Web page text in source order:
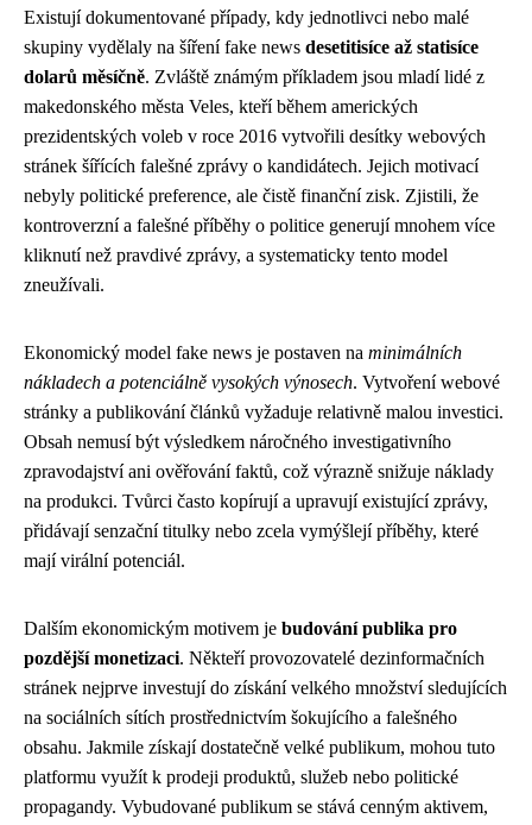
Existují dokumentované případy, kdy jednotlivci nebo malé
skupiny vydělaly na šíření fake news desetitisíce až statisíce
dolarů měsíčně. Zvláště známým příkladem jsou mladí lidé z
makedonského města Veles, kteří během amerických
prezidentských voleb v roce 2016 vytvořili desítky webových
stránek šířících falešné zprávy o kandidátech. Jejich motivací
nebyly politické preference, ale čistě finanční zisk. Zjistili, že
kontroverzní a falešné příběhy o politice generují mnohem více
kliknutí než pravdivé zprávy, a systematicky tento model
zneužívali.
Ekonomický model fake news je postaven na minimálních
nákladech a potenciálně vysokých výnosech. Vytvoření webové
stránky a publikování článků vyžaduje relativně malou investici.
Obsah nemusí být výsledkem náročného investigativního
zpravodajství ani ověřování faktů, což výrazně snižuje náklady
na produkci. Tvůrci často kopírují a upravují existující zprávy,
přidávají senzační titulky nebo zcela vymýšlejí příběhy, které
mají virální potenciál.
Dalším ekonomickým motivem je budování publika pro
pozdější monetizaci. Někteří provozovatelé dezinformačních
stránek nejprve investují do získání velkého množství sledujících
na sociálních sítích prostřednictvím šokujícího a falešného
obsahu. Jakmile získají dostatečně velké publikum, mohou tuto
platformu využít k prodeji produktů, služeb nebo politické
propagandy. Vybudované publikum se stává cenným aktivem,